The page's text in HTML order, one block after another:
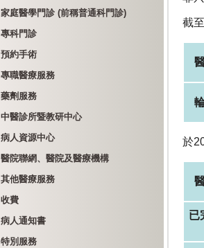
家庭醫學門診 (前稱普通科門診)
專科門診
預約手術
專職醫療服務
藥劑服務
中醫診所暨教研中心
病人資源中心
醫院聯網、醫院及醫療機構
其他醫療服務
收費
病人通知書
特別服務